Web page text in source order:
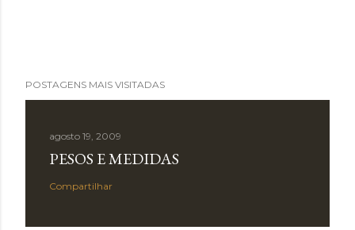
POSTAGENS MAIS VISITADAS
agosto 19, 2009
PESOS E MEDIDAS
Compartilhar